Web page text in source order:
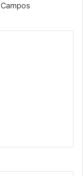
Campos